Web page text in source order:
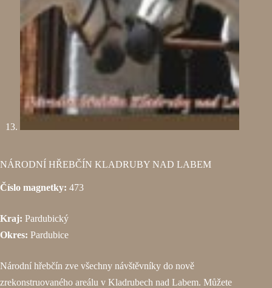
NÁRODNÍ HŘEBČÍN KLADRUBY NAD LABEM
Číslo magnetky: 473
Kraj: Pardubický
Okres: Pardubice
Národní hřebčín zve všechny návštěvníky do nově
zrekonstruovaného areálu v Kladrubech nad Labem. Můžete